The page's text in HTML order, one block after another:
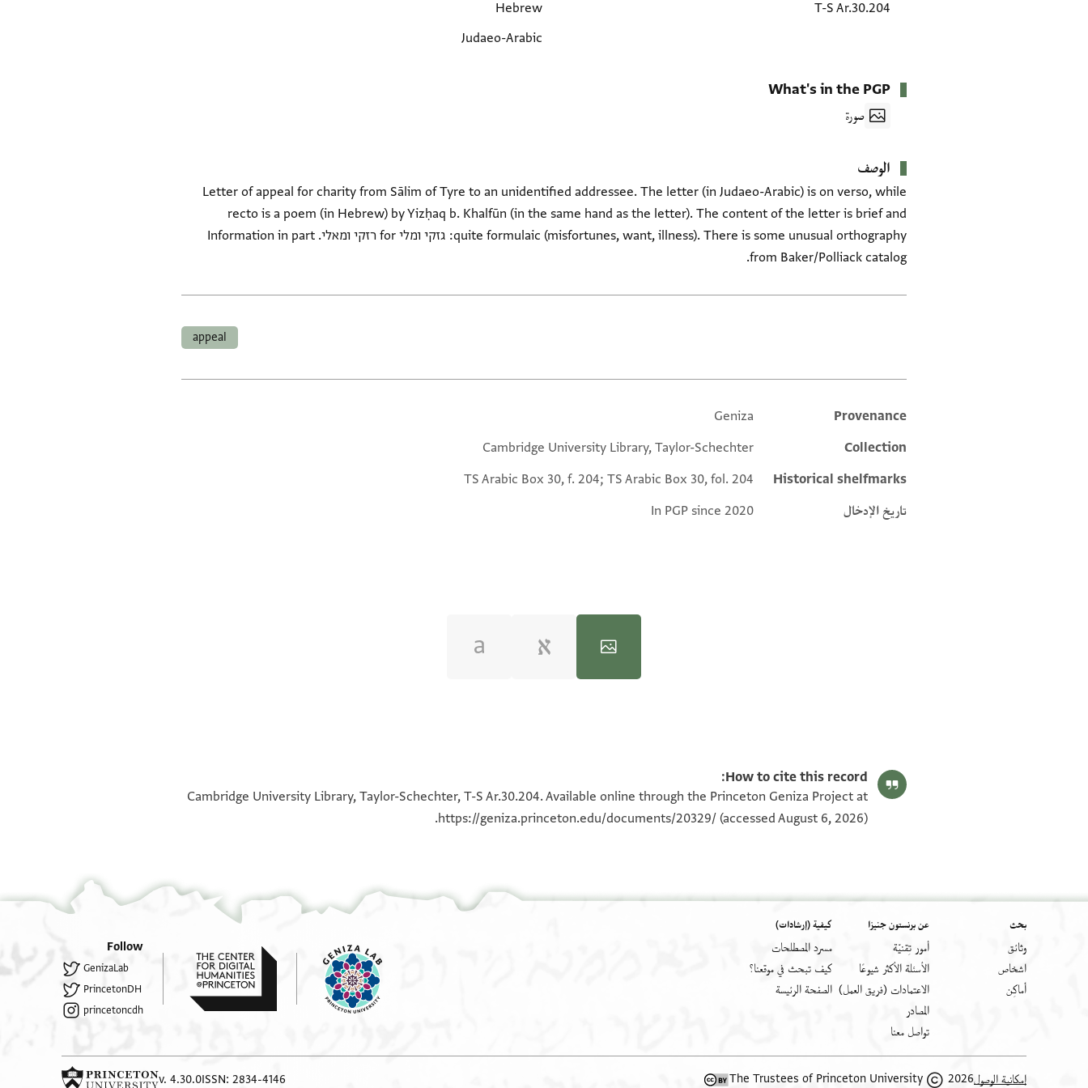
T-S Ar.30.204
Hebrew
Judaeo-Arabic
What's in the PGP
صورة
الوصف
Letter of appeal for charity from Sālim of Tyre to an unidentified addressee. The letter (in Judaeo-Arabic) is on verso, while
recto is a poem (in Hebrew) by Yizḥaq b. Khalfūn (in the same hand as the letter). The content of the letter is brief and
quite formulaic (misfortunes, want, illness). There is some unusual orthography: גזקי ומלי for רזקי ומאלי. Information in part
from Baker/Polliack catalog.
appeal
Additional metadata
Provenance
Geniza
Collection
Cambridge University Library, Taylor-Schechter
Historical shelfmarks
TS Arabic Box 30, f. 204; TS Arabic Box 30, fol. 204
تاريخ الإدخال
In PGP since 2020
100%
100%
How to cite this record:
Cambridge University Library, Taylor-Schechter, T-S Ar.30.204. Available online through the Princeton Geniza Project at
https://geniza.princeton.edu/documents/20329/ (accessed August 6, 2026).
بحث
وثائق
اشخاص
أَماكِن
عن برنستون جنيزا
أمور تِقنيّة
الأسئلة الأكثر شيوعًا
الاعتمادات (فريق العمل)
المصادر
تواصل معنا
كيفية (إرشادات)
مسرد المصطلحات
كيف تبحث في موقعنا؟
الصفحة الرئيسة
Follow
GenizaLab
PrincetonDH
princetoncdh
إمكانية الوصول2026 The Trustees of Princeton University
ISSN: 2834-4146
v. 4.30.0